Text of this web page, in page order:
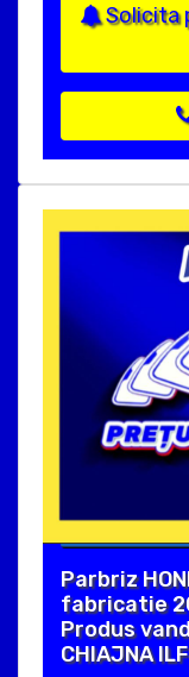
Solicita
Parbriz
fabricatie
Produs
CHIAJNA